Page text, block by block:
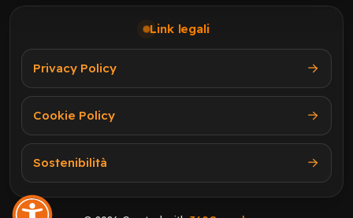
Link legali
Privacy Policy
Cookie Policy
Sostenibilità